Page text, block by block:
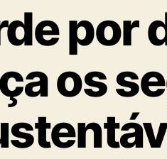
por
os